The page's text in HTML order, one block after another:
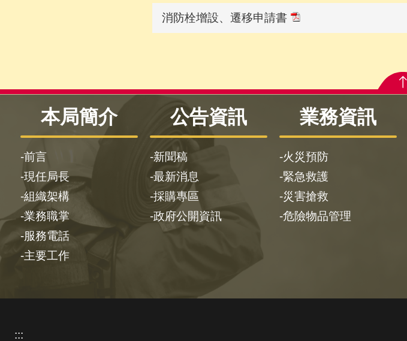
消防栓增設、遷移申請書
本局簡介
前言
現任局長
組織架構
業務職掌
服務電話
主要工作
公告資訊
新聞稿
最新消息
採購專區
政府公開資訊
業務資訊
火災預防
緊急救護
災害搶救
危險物品管理
:::